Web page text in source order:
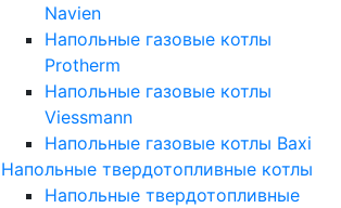
Navien
Напольные газовые котлы
Protherm
Напольные газовые котлы
Viessmann
Напольные газовые котлы Baxi
Напольные твердотопливные котлы
Напольные твердотопливные